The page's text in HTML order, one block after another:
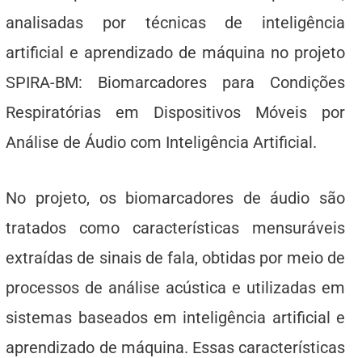
analisadas por técnicas de inteligência
artificial e aprendizado de máquina no projeto
SPIRA-BM: Biomarcadores para Condições
Respiratórias em Dispositivos Móveis por
Análise de Áudio com Inteligência Artificial.
No projeto, os biomarcadores de áudio são
tratados como características mensuráveis
extraídas de sinais de fala, obtidas por meio de
processos de análise acústica e utilizadas em
sistemas baseados em inteligência artificial e
aprendizado de máquina. Essas características